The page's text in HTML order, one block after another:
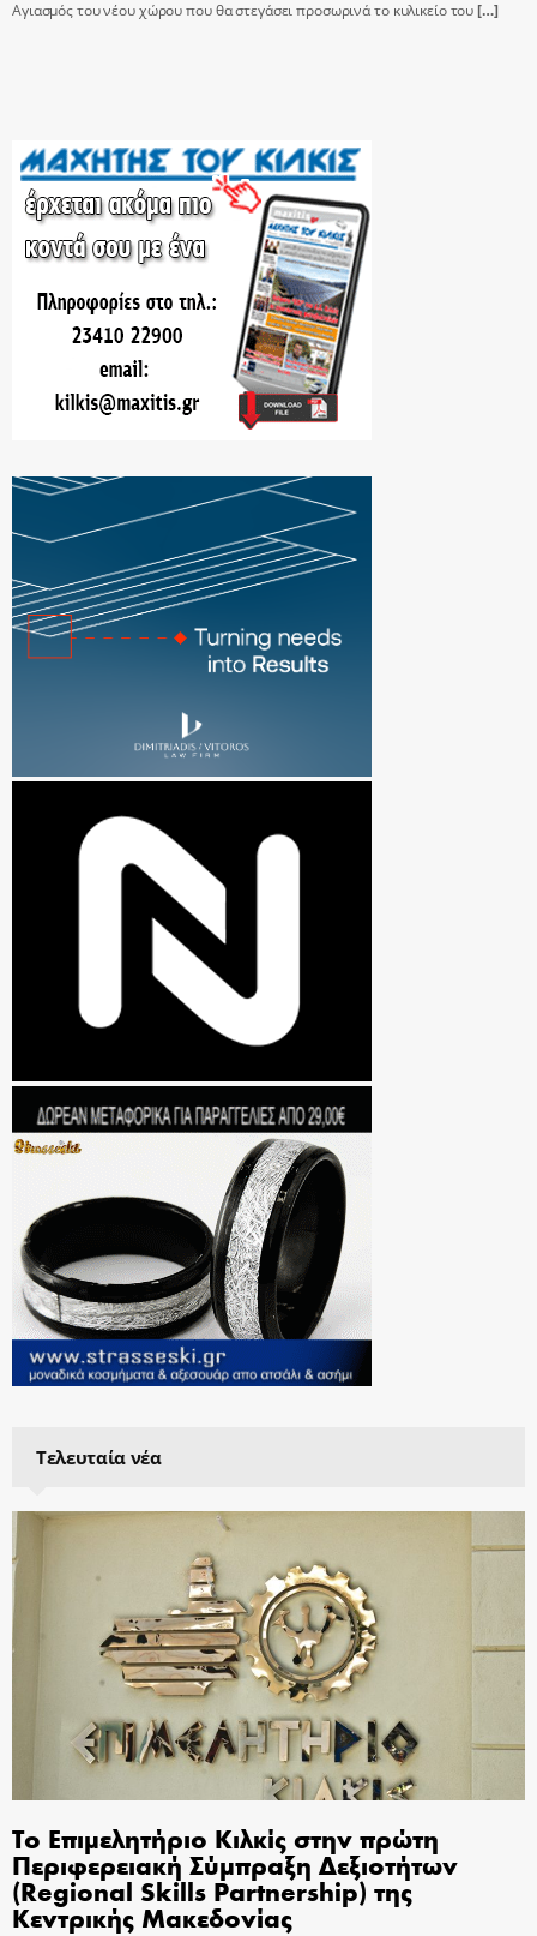
Αγιασμός του νέου χώρου που θα στεγάσει προσωρινά το κυλικείο του[…]
Τελευταία νέα
Το Επιμελητήριο Κιλκίς στην πρώτη
Περιφερειακή Σύμπραξη Δεξιοτήτων
(Regional Skills Partnership) της
Κεντρικής Μακεδονίας